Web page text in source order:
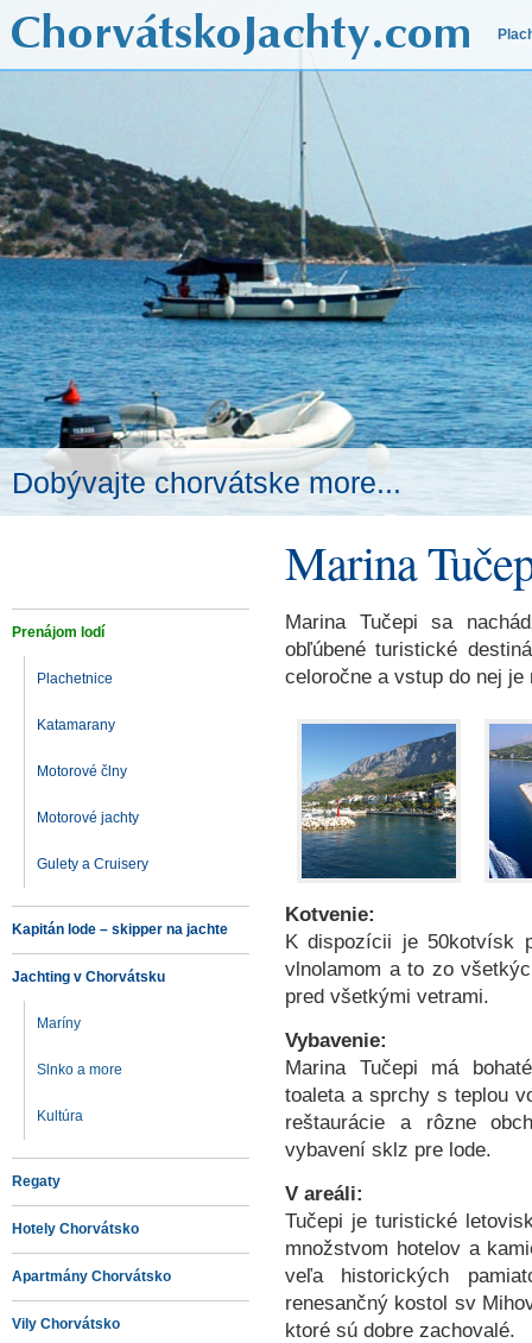
Dobývajte chorvátske more...
Marina
Prenájom lodí
Plachetnice
Katamarany
Motorové člny
Motorové jachty
Gulety a Cruisery
Kapitán lode – skipper na jachte
Jachting v Chorvátsku
Maríny
Slnko a more
Kultúra
Regaty
Hotely Chorvátsko
Apartmány Chorvátsko
Vily Chorvátsko
Marina Tučepi sa
obľúbené turistické
celoročne a vstup do nej
Kotvenie:
K dispozícii je 50kotvísk
vlnolamom a to zo
pred všetkými vetrami.
Vybavenie:
Marina Tučepi má
toaleta a sprchy s teplou
reštaurácie a rôzne
vybavení sklz pre lode.
V areáli:
Tučepi je turistické
množstvom hotelov a
veľa historických
renesančný kostol sv
ktoré sú dobre zachovalé.